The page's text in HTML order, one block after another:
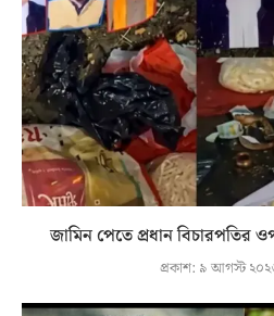
জামিন পেতে প্রধান
প্রকাশ: ৯ আগস্ট